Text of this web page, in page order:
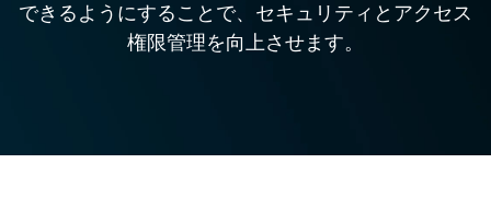
できるようにすることで、セキュリティとアクセス
権限管理を向上させます。